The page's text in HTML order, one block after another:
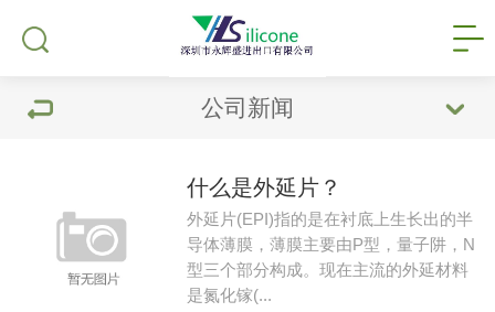
公司新闻
什么是外延片？
外延片(EPI)指的是在衬底上生长出的半
导体薄膜，薄膜主要由P型，量子阱，N
型三个部分构成。现在主流的外延材料
是氮化镓(...